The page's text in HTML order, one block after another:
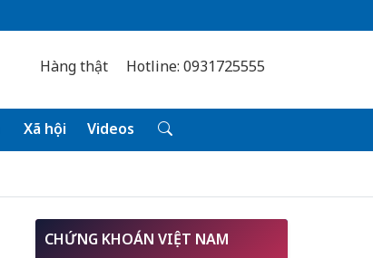
Hàng thật Hotline: 0931725555
Xã hội Videos
CHỨNG KHOÁN VIỆT NAM